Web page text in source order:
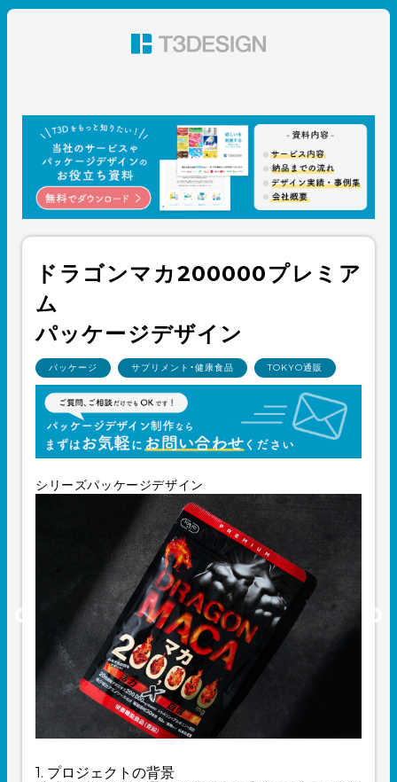
ン 株式会社T3デザイン
ドラゴンマカ200000プレミア
ム
パッケージデザイン
パッケージ サプリメント・健康食品 TOKYO通販
1. プロジェクトの背景
シリーズパッケージデザイン